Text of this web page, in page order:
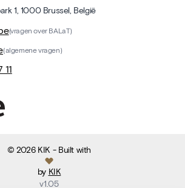
1, 1000 Brussel, België
(vragen over BALaT)
(algemene vragen)
©2026 KIK - Built with
by KIK
v1.05